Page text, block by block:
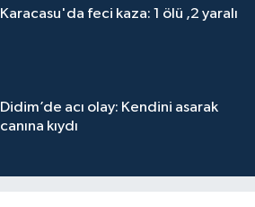
Karacasu'da feci kaza: 1 ölü ,2 yaralı
Didim’de acı olay: Kendini asarak
canına kıydı